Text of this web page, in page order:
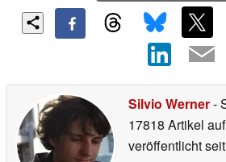
Silvio Werner-
17818 Artikel
veröffentlicht